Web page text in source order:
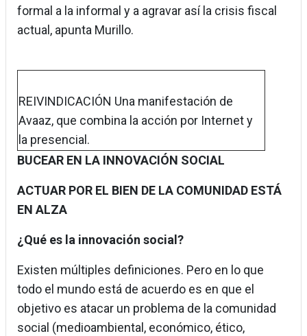
formal a la informal y a agravar así la crisis fiscal
actual, apunta Murillo.
REIVINDICACIÓN Una manifestación de
Avaaz, que combina la acción por Internet y
la presencial.
BUCEAR EN LA INNOVACIÓN SOCIAL
ACTUAR POR EL BIEN DE LA COMUNIDAD ESTÁ
EN ALZA
¿Qué es la innovación social?
Existen múltiples definiciones. Pero en lo que
todo el mundo está de acuerdo es en que el
objetivo es atacar un problema de la comunidad
social (medioambiental, económico, ético,